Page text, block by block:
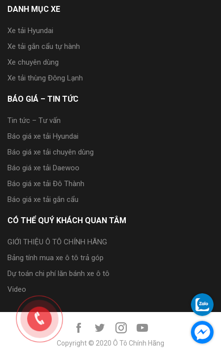
DANH MỤC XE
Xe tải Hyundai
Xe tải gắn cẩu tự hành
Xe chuyên dùng
Xe tải thùng Đông Lạnh
BÁO GIÁ – TIN TỨC
Tin tức – Tư vấn
Báo giá xe tải Hyundai
Báo giá xe tải chuyên dùng
Báo giá xe tải Daewoo
Báo giá xe tải Đô Thành
Báo giá xe tải gắn cẩu
CÓ THỂ QUÝ KHÁCH QUAN TÂM
GIỚI THIỆU Ô TÔ CHÍNH HÃNG
Bảng tính mua xe ô tô trả góp
Dự toán chi phí lăn bánh xe ô tô
Video
Copyright © 2020 Ô Tô Chính Hãng